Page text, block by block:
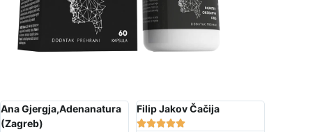
Ana Gjergja,Adenanatura
(Zagreb)
Filip Jakov Čačija
